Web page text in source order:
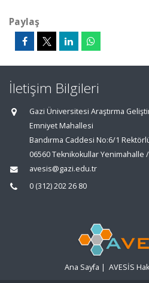
Paylaş
İletişim Bilgileri
Gazi Üniversitesi Araştırma
Emniyet Mahallesi
Bandırma Caddesi No:6/1
06560 Teknikokullar Yenimahalle
avesis@gazi.edu.tr
0 (312) 202 26 80
Ana Sayfa | AVESİS